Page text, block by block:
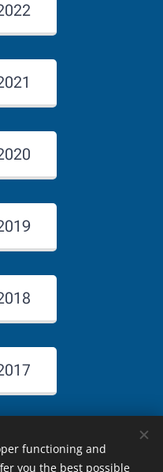
functioning and
you the best possible